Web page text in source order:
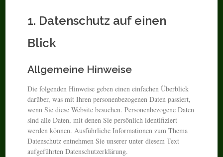
1. Datenschutz auf einen
Blick
Allgemeine Hinweise
Die folgenden Hinweise geben einen einfachen Überblick
darüber, was mit Ihren personenbezogenen Daten passiert,
wenn Sie diese Website besuchen. Personenbezogene Daten
sind alle Daten, mit denen Sie persönlich identifiziert
werden können. Ausführliche Informationen zum Thema
Datenschutz entnehmen Sie unserer unter diesem Text
aufgeführten Datenschutzerklärung.